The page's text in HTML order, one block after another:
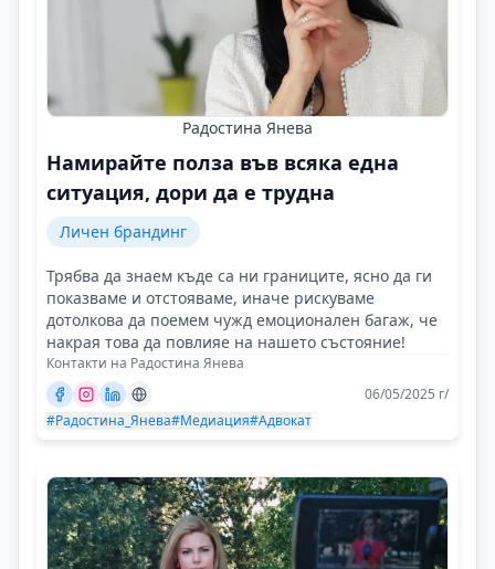
Радостина Янева
Намирайте полза във всяка една
ситуация, дори да е трудна
Личен брандинг
Трябва да знаем къде са ни границите, ясно да ги
показваме и отстояваме, иначе рискуваме
дотолкова да поемем чужд емоционален багаж, че
накрая това да повлияе на нашето състояние!
Контакти на Радостина Янева
06/05/2025 г/
#Радостина_Янева#Медиация#Адвокат